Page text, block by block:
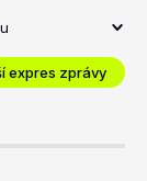
expres zprávy